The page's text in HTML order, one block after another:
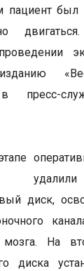
пациент
пресс-
диск,
мозга. На
диска